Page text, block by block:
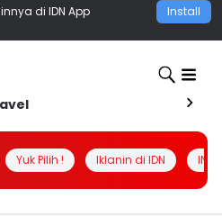
di IDN App Install
Yuk Pilih ! Iklanin di IDN